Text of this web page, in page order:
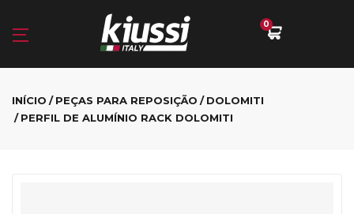
0
INÍCIO PEÇAS PARA REPOSIÇÃO
DOLOMITI
PERFIL DE ALUMÍNIO RACK DOLOMITI